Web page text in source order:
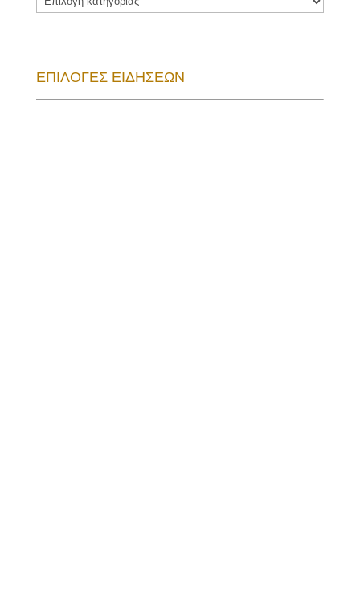
ΕΠΙΛΟΓΕΣ ΕΙΔΗΣΕΩΝ